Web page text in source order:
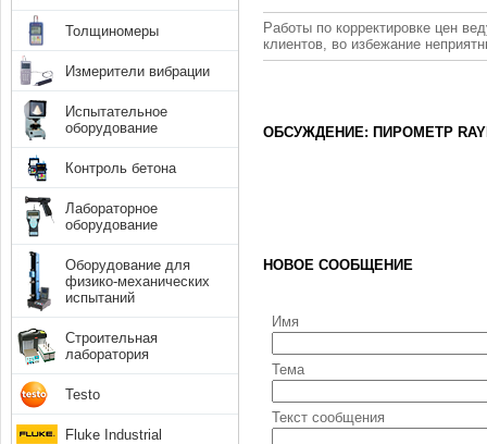
Работы по корректировке цен
клиентов, во избежание
ОБСУЖДЕНИЕ: ПИРОМЕТР
НОВОЕ СООБЩЕНИЕ
Имя
Тема
Текст сообщения
Толщиномеры
Измерители вибрации
Испытательное
оборудование
Контроль бетона
Лабораторное
оборудование
Оборудование для
физико-механических
испытаний
Строительная
лаборатория
Testo
Fluke Industrial